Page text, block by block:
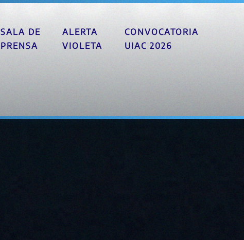
SALA DE
PRENSA
ALERTA
VIOLETA
CONVOCATORIA
UIAC 2026